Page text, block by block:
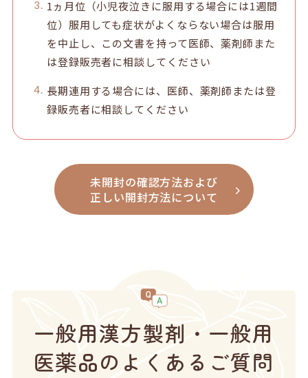
1ヵ月位（小児夜泣きに服用する場合には1週間
位）服用しても症状がよくならない場合は服用
を中止し、この文書を持って医師、薬剤師また
は登録販売者に相談してください
長期連用する場合には、医師、薬剤師または登
録販売者に相談してください
未開封の確認方法および
正しい開封方法について
一般用漢方製剤・一般用
医薬品のよくあるご質問